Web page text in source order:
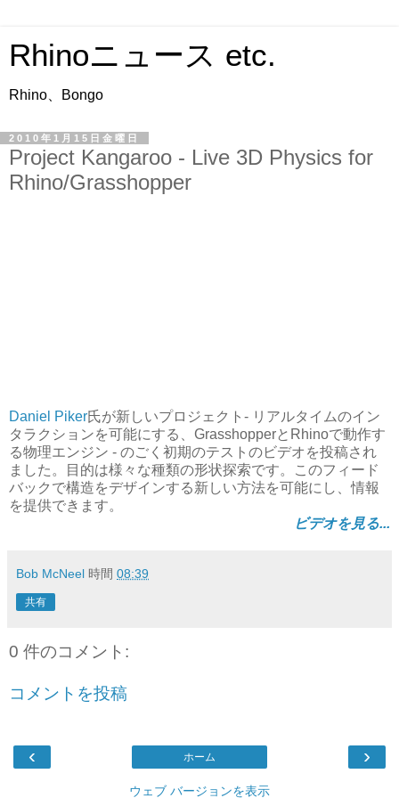
Rhinoニュース etc.
Rhino、Bongo
2010年1月15日金曜日
Project Kangaroo - Live 3D Physics for
Rhino/Grasshopper
Daniel Piker氏が新しいプロジェクト- リアルタイムのイン
タラクションを可能にする、GrasshopperとRhinoで動作す
る物理エンジン - のごく初期のテストのビデオを投稿され
ました。目的は様々な種類の形状探索です。このフィード
バックで構造をデザインする新しい方法を可能にし、情報
を提供できます。
ビデオを見る...
Bob McNeel 時間 08:39
共有
0 件のコメント:
コメントを投稿
‹ ›
ホーム
ウェブ バージョンを表示